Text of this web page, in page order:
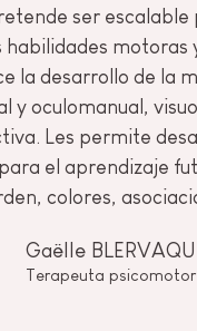
ser
habilidades motoras
la desarrollo de la
y oculomanual,
Les permite
el aprendizaje
colores,
Gaëlle
Terapeuta psicomotor